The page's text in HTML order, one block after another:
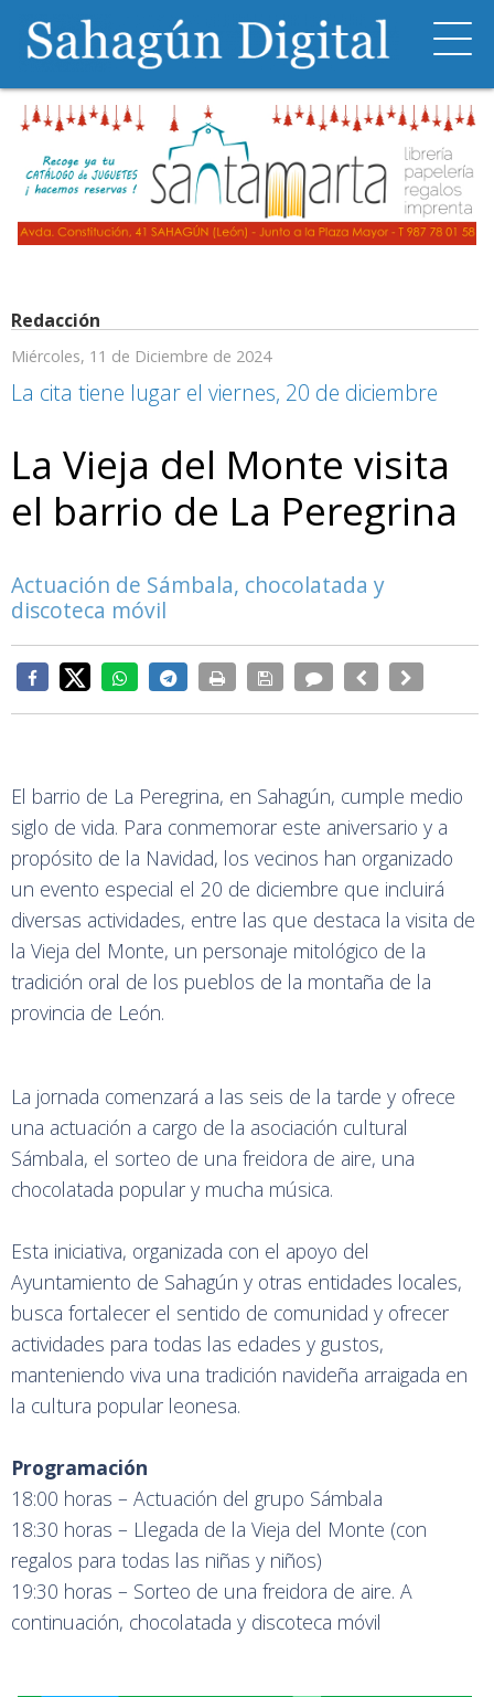
Redacción
Miércoles, 11 de Diciembre de 2024
La cita tiene lugar el viernes, 20 de diciembre
La Vieja del Monte visita
el barrio de La Peregrina
Actuación de Sámbala, chocolatada y
discoteca móvil
El barrio de La Peregrina, en Sahagún, cumple medio
siglo de vida. Para conmemorar este aniversario y a
propósito de la Navidad, los vecinos han organizado
un evento especial el 20 de diciembre que incluirá
diversas actividades, entre las que destaca la visita de
la Vieja del Monte, un personaje mitológico de la
tradición oral de los pueblos de la montaña de la
provincia de León.
La jornada comenzará a las seis de la tarde y ofrece
una actuación a cargo de la asociación cultural
Sámbala, el sorteo de una freidora de aire, una
chocolatada popular y mucha música.
Esta iniciativa, organizada con el apoyo del
Ayuntamiento de Sahagún y otras entidades locales,
busca fortalecer el sentido de comunidad y ofrecer
actividades para todas las edades y gustos,
manteniendo viva una tradición navideña arraigada en
la cultura popular leonesa.
Programación
18:00 horas – Actuación del grupo Sámbala
18:30 horas – Llegada de la Vieja del Monte (con
regalos para todas las niñas y niños)
19:30 horas – Sorteo de una freidora de aire. A
continuación, chocolatada y discoteca móvil